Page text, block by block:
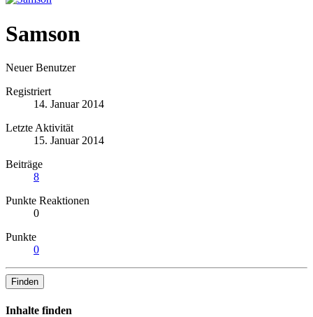
Samson
Neuer Benutzer
Registriert
14. Januar 2014
Letzte Aktivität
15. Januar 2014
Beiträge
8
Punkte Reaktionen
0
Punkte
0
Finden
Inhalte finden